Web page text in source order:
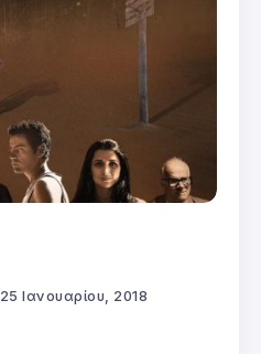
25 Ιανουαρίου, 2018